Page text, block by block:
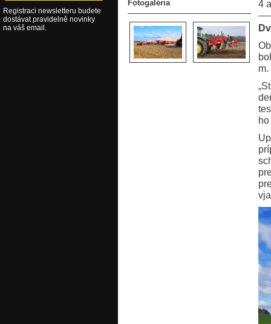
4
m.
Fotogaléria
Registraci newsletteru budete
dostávat pravidelně novinky
na váš email.